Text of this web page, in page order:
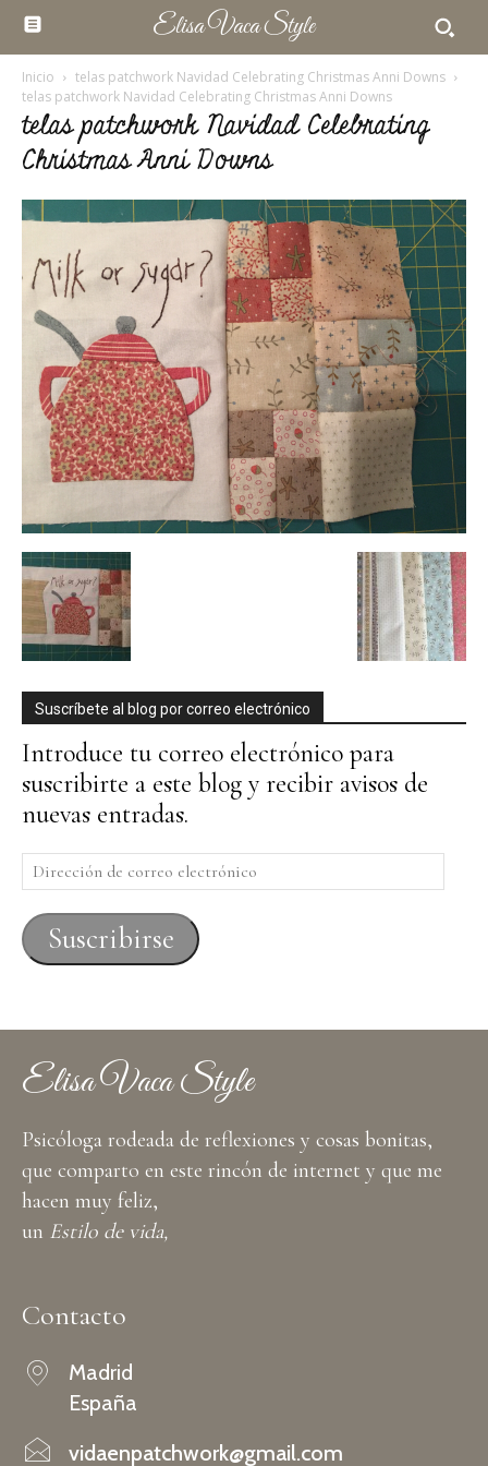
Elisa Vaca Style
Inicio
telas patchwork Navidad Celebrating Christmas Anni Downs
telas patchwork Navidad Celebrating Christmas Anni Downs
telas patchwork Navidad Celebrating
Christmas Anni Downs
Suscríbete al blog por correo electrónico
Introduce tu correo electrónico para
suscribirte a este blog y recibir avisos de
nuevas entradas.
Dirección
de
correo
electrónico
Suscribirse
Elisa Vaca Style
Psicóloga rodeada de reflexiones y cosas bonitas,
que comparto en este rincón de internet y que me
hacen muy feliz,
un Estilo de vida,
Contacto
Madrid
España
vidaenpatchwork@gmail.com